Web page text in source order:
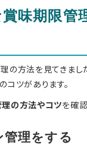
味期限管
の方法を見てきまし
ツがあります。
の方法やコツを確
管理をする